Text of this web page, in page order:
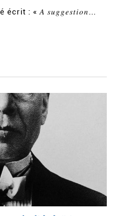
écrit : « 𝐴 𝑠𝑢𝑔𝑔𝑒𝑠𝑡𝑖𝑜𝑛...